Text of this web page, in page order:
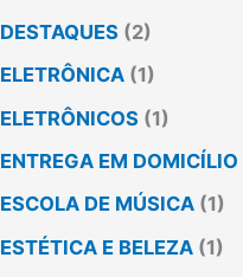
DESTAQUES (2)
ELETRÔNICA (1)
ELETRÔNICOS (1)
ENTREGA EM DOMICÍLIO
ESCOLA DE MÚSICA (1)
ESTÉTICA E BELEZA (1)